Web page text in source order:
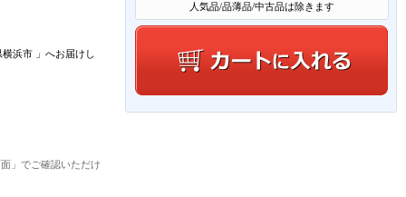
人気品/品薄品/中古品は除きます
横浜市 」 へお届けし
」でご確認いただけ